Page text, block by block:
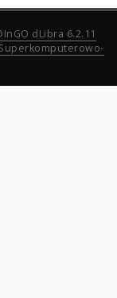
dLibra 6.2.11